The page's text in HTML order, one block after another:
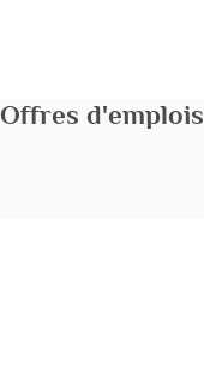
Offres d'emplois